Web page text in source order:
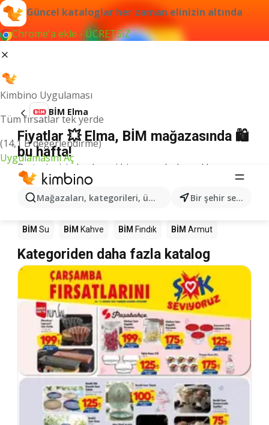
Güncel kataloglar her zaman elinizin altında
Chrome'a ekle - ÜCRETSİZ
Kimbino Uygulaması
Tüm fırsatlar tek yerde
(14,1 B değerlendirme)
Uygulamasını Aç
Mağazaları, kategorileri, ürünleri arayın... Bir şehir seçin
BİM Elma
Fiyatlar 💥 Elma, BİM mağazasında 🛍️
bu hafta!
Bu terim için herhangi bir sonuç bulamadık.
Mağazalardaki diğer ürünler BİM
BİM Mango BİM Döner BİM LEGO
BİM Su BİM Kahve BİM Fındık BİM Armut
Kategoriden daha fazla katalog